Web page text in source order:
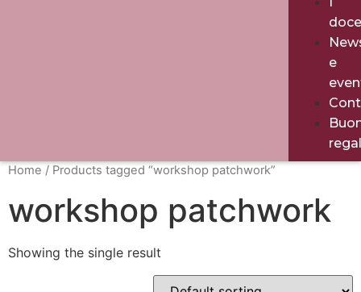
e
Home / Products tagged “workshop patchwork”
workshop patchwork
Showing the single result